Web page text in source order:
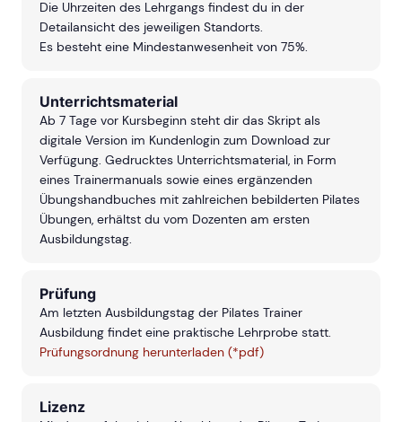
Die Uhrzeiten des Lehrgangs findest du in der
Detailansicht des jeweiligen Standorts.
Es besteht eine Mindestanwesenheit von 75%.
Unterrichtsmaterial
Ab 7 Tage vor Kursbeginn steht dir das Skript als
digitale Version im Kundenlogin zum Download zur
Verfügung. Gedrucktes Unterrichtsmaterial, in Form
eines Trainermanuals sowie eines ergänzenden
Übungshandbuches mit zahlreichen bebilderten Pilates
Übungen, erhältst du vom Dozenten am ersten
Ausbildungstag.
Prüfung
Am letzten Ausbildungstag der Pilates Trainer
Ausbildung findet eine praktische Lehrprobe statt.
Prüfungsordnung herunterladen (*pdf)
Lizenz